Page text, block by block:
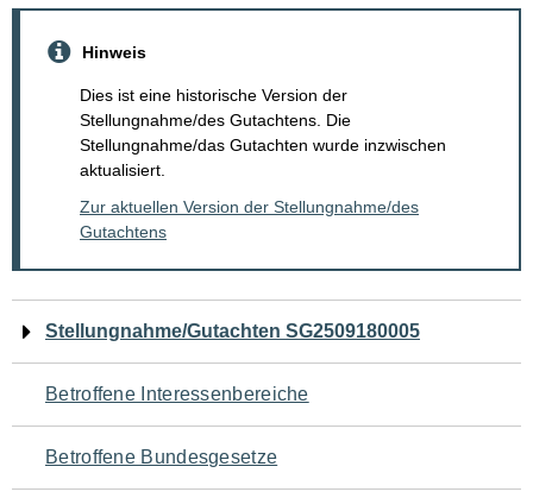
Hinweis
Dies ist eine historische Version der
Stellungnahme/des Gutachtens. Die
Stellungnahme/das Gutachten wurde inzwischen
aktualisiert.
Zur aktuellen Version der Stellungnahme/des
Gutachtens
Navigation
für
den
Seiteninhalt
Stellungnahme/Gutachten SG2509180005
Betroffene Interessenbereiche
Betroffene Bundesgesetze